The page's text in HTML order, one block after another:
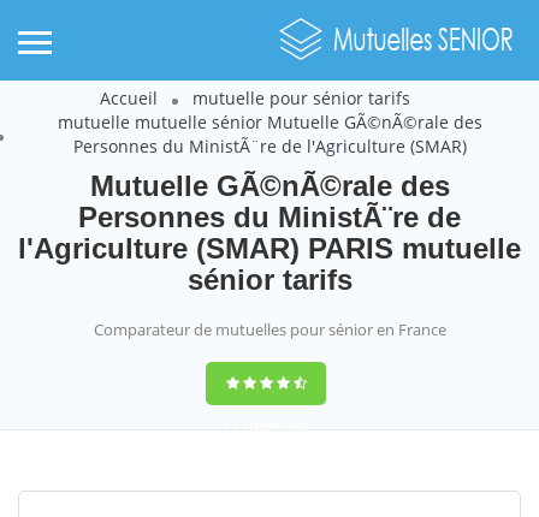
Accueil
mutuelle pour sénior tarifs
mutuelle mutuelle sénior Mutuelle GÃ©nÃ©rale des
Personnes du MinistÃ¨re de l'Agriculture (SMAR)
Mutuelle GÃ©nÃ©rale des
Personnes du MinistÃ¨re de
l'Agriculture (SMAR) PARIS mutuelle
sénior tarifs
Comparateur de mutuelles pour sénior en France
9,2(100%)452